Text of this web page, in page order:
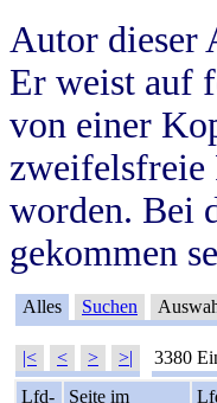
Autor dieser
Er weist auf
von einer
zweifelsfreie
worden. Bei
gekommen
Alles Suchen
|< < > >| 3380
Lfd-
Seite im